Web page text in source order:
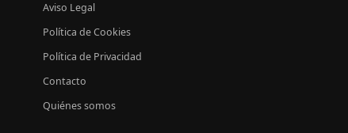
Aviso Legal
Política de Cookies
Política de Privacidad
Contacto
Quiénes somos